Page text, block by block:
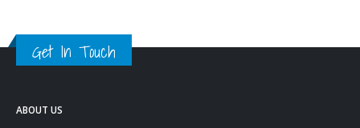
Get In Touch
ABOUT US